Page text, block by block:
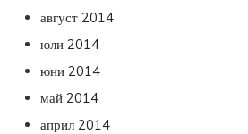
август 2014
юли 2014
юни 2014
май 2014
април 2014